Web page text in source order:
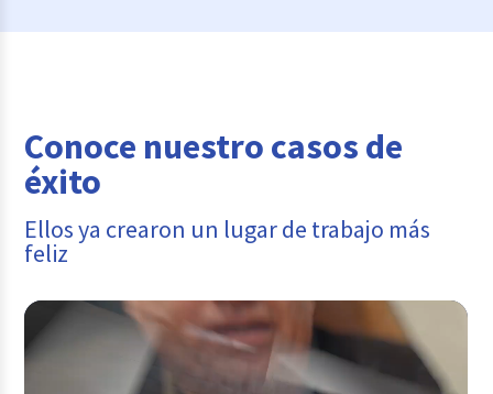
Conoce nuestro casos de
éxito
Ellos ya crearon un lugar de trabajo más
feliz